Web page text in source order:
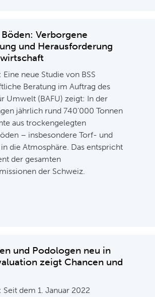
Verborgene
und Herausforderung
neue Studie von BSS
Beratung im Auftrag des
Umwelt (BAFU) zeigt: In der
jährlich rund 740'000 Tonnen
aus trockengelegten
– insbesondere Torf- und
die Atmosphäre. Das entspricht
der gesamten
der Schweiz.
und Podologen neu in
zeigt Chancen und
dem 1. Januar 2022